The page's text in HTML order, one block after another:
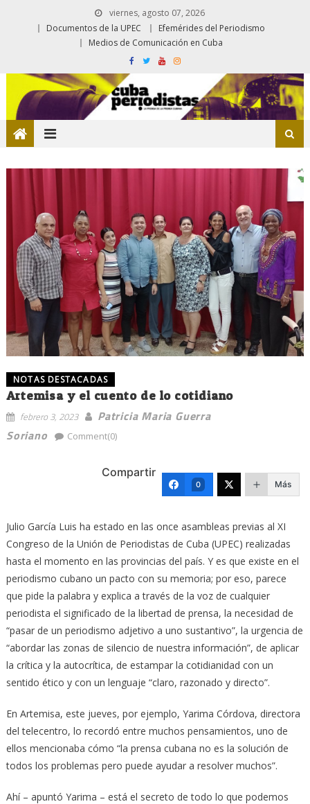
viernes, agosto 07, 2026
Documentos de la UPEC
Efemérides del Periodismo
Medios de Comunicación en Cuba
NOTAS DESTACADAS
Artemisa y el cuento de lo cotidiano
febrero 3, 2023
Patricia Maria Guerra
Soriano
Comment(0)
Compartir
0 Más
Julio García Luis ha estado en las once asambleas previas al XI
Congreso de la Unión de Periodistas de Cuba (UPEC) realizadas
hasta el momento en las provincias del país. Y es que existe en el
periodismo cubano un pacto con su memoria; por eso, parece
que pide la palabra y explica a través de la voz de cualquier
periodista el significado de la libertad de prensa, la necesidad de
“pasar de un periodismo adjetivo a uno sustantivo”, la urgencia de
“abordar las zonas de silencio de nuestra información”, de aplicar
la crítica y la autocrítica, de estampar la cotidianidad con un
sentido ético y con un lenguaje “claro, razonado y directo”.
En Artemisa, este jueves, por ejemplo, Yarima Córdova, directora
del telecentro, lo recordó entre muchos pensamientos, uno de
ellos mencionaba cómo “la prensa cubana no es la solución de
todos los problemas pero puede ayudar a resolver muchos”.
Ahí – apuntó Yarima – está el secreto de todo lo que podemos